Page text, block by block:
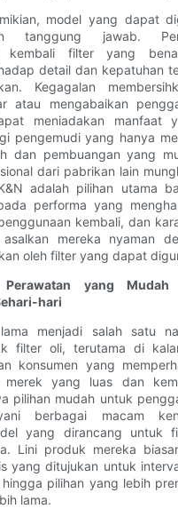
model yang dapat
tanggung jawab.
kembali filter yang
detail dan kepatuhan
Kegagalan
atau mengabaikan
meniadakan manfaat
pengemudi yang hanya
dan pembuangan yang
dari pabrikan lain
adalah pilihan utama
performa yang
kembali, dan
mereka nyaman
oleh filter yang dapat
yang Mudah
hari
menjadi salah satu
filter oli, terutama di
konsumen yang
merek yang luas dan
pilihan mudah untuk
berbagai macam
yang dirancang untuk
Lini produk mereka
yang ditujukan untuk
pilihan yang lebih
lama.